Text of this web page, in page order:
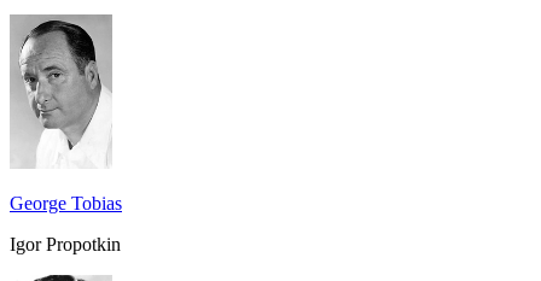
George Tobias
Igor Propotkin